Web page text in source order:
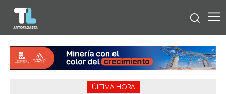
ÚLTIMA HORA